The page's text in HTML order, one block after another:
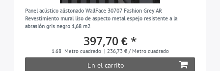
Panel acústico alistonado WallFace 30707 Fashion Grey AR
Revestimiento mural liso de aspecto metal espejo resistente a la
abrasión gris negro 1,68 m2
397,70 € *
1.68 Metro cuadrado | 236,73 € / Metro cuadrado
En el carrito